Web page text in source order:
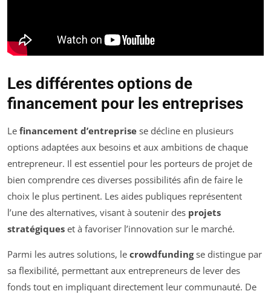
Les différentes options de
financement pour les entreprises
Le financement d’entreprise se décline en plusieurs
options adaptées aux besoins et aux ambitions de chaque
entrepreneur. Il est essentiel pour les porteurs de projet de
bien comprendre ces diverses possibilités afin de faire le
choix le plus pertinent. Les aides publiques représentent
l’une des alternatives, visant à soutenir des projets
stratégiques et à favoriser l’innovation sur le marché.
Parmi les autres solutions, le crowdfundingse distingue par
sa flexibilité, permettant aux entrepreneurs de lever des
fonds tout en impliquant directement leur communauté. De